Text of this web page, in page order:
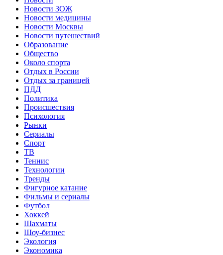
Новости ЗОЖ
Новости медицины
Новости Москвы
Новости путешествий
Образование
Общество
Около спорта
Отдых в России
Отдых за границей
ПДД
Политика
Происшествия
Психология
Рынки
Сериалы
Спорт
ТВ
Теннис
Технологии
Тренды
Фигурное катание
Фильмы и сериалы
Футбол
Хоккей
Шахматы
Шоу-бизнес
Экология
Экономика